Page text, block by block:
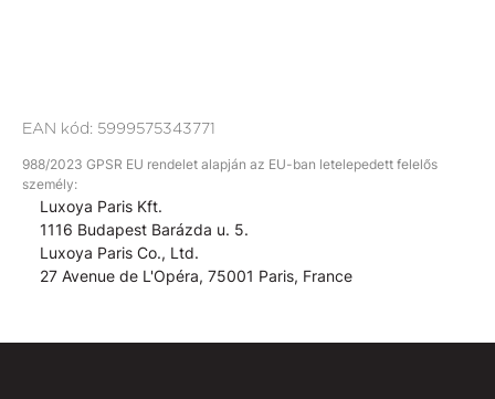
EAN kód: 5999575343771
988/2023 GPSR EU rendelet alapján az EU-ban letelepedett felelős
személy:
Luxoya Paris Kft.
1116 Budapest Barázda u. 5.
Luxoya Paris Co., Ltd.
27 Avenue de L'Opéra, 75001 Paris, France